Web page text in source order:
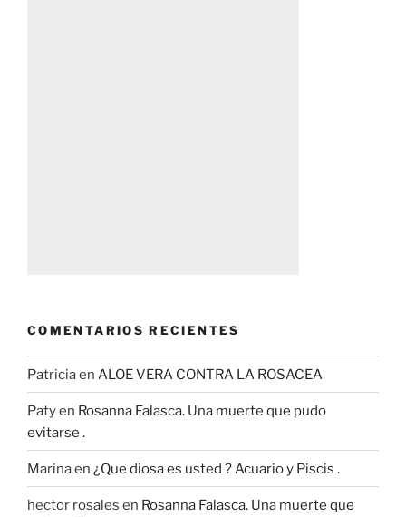
COMENTARIOS RECIENTES
Patriciaen ALOE VERA CONTRA LA ROSACEA
Patyen Rosanna Falasca. Una muerte que pudo
evitarse .
Marinaen ¿Que diosa es usted ? Acuario y Piscis .
hector rosales en Rosanna Falasca. Una muerte que